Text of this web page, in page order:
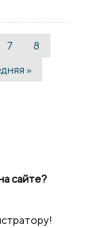
7
8
»
сайте?